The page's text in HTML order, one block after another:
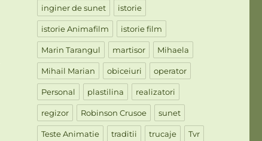
inginer de sunet istorie
istorie Animafilm istorie film
Marin Tarangul martisor Mihaela
Mihail Marian obiceiuri operator
Personal plastilina realizatori
regizor Robinson Crusoe sunet
Teste Animatie traditii trucaje Tvr